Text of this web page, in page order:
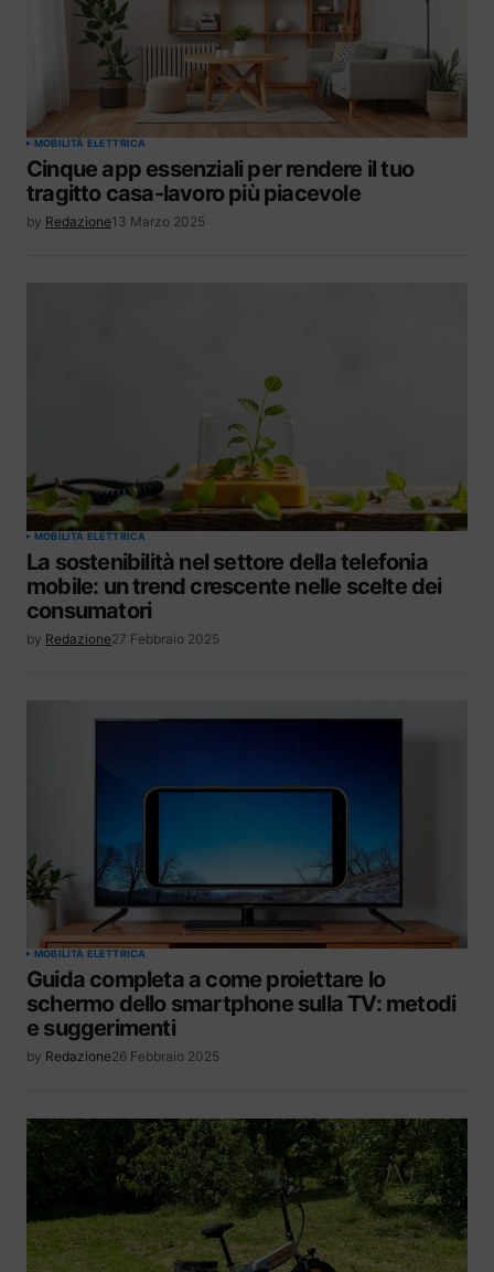
MOBILITÀ ELETTRICA
Cinque app essenziali per rendere il tuo
tragitto casa-lavoro più piacevole
by Redazione13 Marzo 2025
MOBILITÀ ELETTRICA
La sostenibilità nel settore della telefonia
mobile: un trend crescente nelle scelte dei
consumatori
by Redazione27 Febbraio 2025
MOBILITÀ ELETTRICA
Guida completa a come proiettare lo
schermo dello smartphone sulla TV: metodi
e suggerimenti
by Redazione26 Febbraio 2025